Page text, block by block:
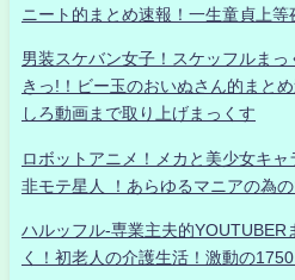
ニート的まとめ速報！一生童貞上等
男装スケバン女子！スケッフルま
きっ!！ビー玉のおいぬさん的まと
しろ動画まで取り上げまっくす
ロボットアニメ！メカと美少女キャ
非モテ星人 ！あらゆるマニアの為
ハルッフル-専業主夫的YOUTUBER
く！初老人の介護生活！激動の1750